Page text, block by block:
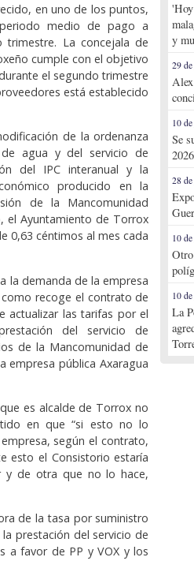
en uno de los puntos,
medio de pago a
La concejala de
cumple con el objetivo
el segundo trimestre
está establecido
de la ordenanza
agua y del servicio de
del IPC interanual y la
producido en la
de la Mancomunidad
el Ayuntamiento de Torrox
0,63 céntimos al mes cada
la demanda de la empresa
recoge el contrato de
actualizar las tarifas por el
del servicio de
de la Mancomunidad de
empresa pública Axaragua
es alcalde de Torrox no
en que “si esto no lo
según el contrato,
esto el Consistorio estaría
y de otra que no lo hace,
de la tasa por suministro
prestación del servicio de
a favor de PP y VOX y los
y
29
10
Se
2026
28
10
10
La